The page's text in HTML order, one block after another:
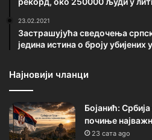
23.02.2021
Застрашујућа сведочења
једина истина о броју убијених
Најновији чланци
Бојанић:
почиње
23 сата ago